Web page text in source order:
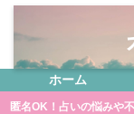
ホーム
匿名OK！占いの悩みや